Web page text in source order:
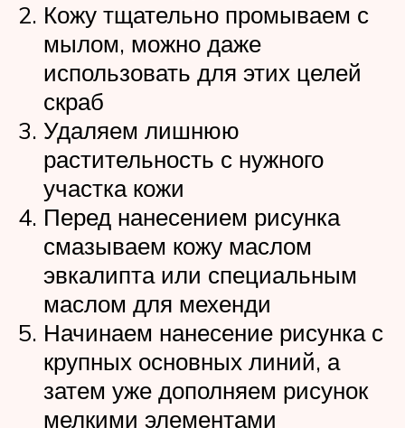
Кожу тщательно промываем с
мылом, можно даже
использовать для этих целей
скраб
Удаляем лишнюю
растительность с нужного
участка кожи
Перед нанесением рисунка
смазываем кожу маслом
эвкалипта или специальным
маслом для мехенди
Начинаем нанесение рисунка с
крупных основных линий, а
затем уже дополняем рисунок
мелкими элементами